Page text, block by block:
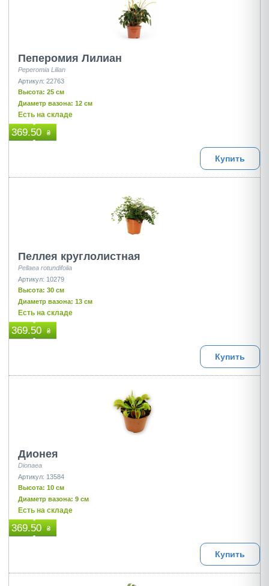
Пеперомия Лилиан
Peperomia Lilian
Артикул: 22763
Высота: 25 см
Диаметр вазона: 12 см
Есть на складе
369.50 ₴
Купить
Пеллея круглолистная
Pellaea rotundifolia
Артикул: 10279
Высота: 30 см
Диаметр вазона: 13 см
Есть на складе
369.50 ₴
Купить
Дионея
Dionaea
Артикул: 13584
Высота: 10 см
Диаметр вазона: 9 см
Есть на складе
369.50 ₴
Купить